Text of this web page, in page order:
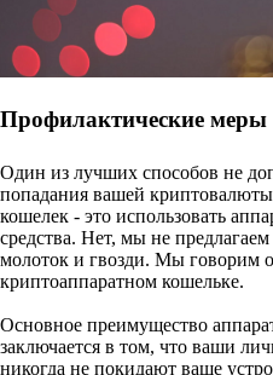
Профилактические меры
Один из лучших способов не
попадания вашей
кошелек - это использовать
средства. Нет, мы не предлагаем
молоток и гвозди. Мы говорим о
криптоаппаратном кошельке.
Основное преимущество
заключается в том, что ваши
никогда не покидают ваше